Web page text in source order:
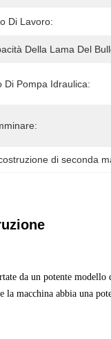
Di Lavoro:
Della Lama Del
Di Pompa Idraulica:
di seconda
da un potente
macchina abbia una